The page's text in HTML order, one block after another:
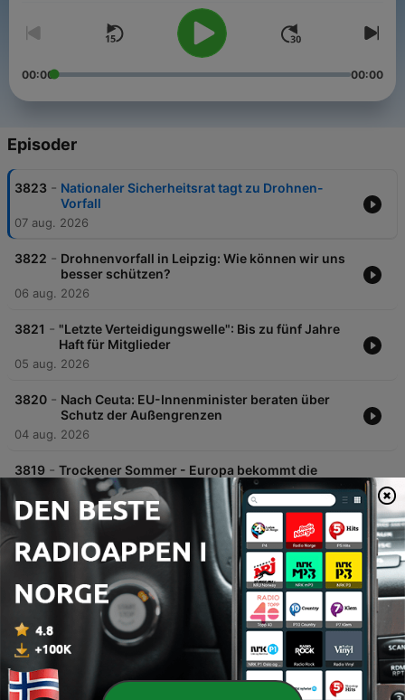
00:00 00:00
Episoder
3823 - Nationaler Sicherheitsrat tagt zu Drohnen-
Vorfall
07 aug. 2026
3822 - Drohnenvorfall in Leipzig: Wie können wir uns
besser schützen?
06 aug. 2026
3821 - "Letzte Verteidigungswelle": Bis zu fünf Jahre
Haft für Mitglieder
05 aug. 2026
3820 - Nach Ceuta: EU-Innenminister beraten über
Schutz der Außengrenzen
04 aug. 2026
3819 - Trockener Sommer - Europa bekommt die
Folgen zu spüren
03 aug. 2026
Vis flere episoder
Podkaster fra NDR 1 Radio MV